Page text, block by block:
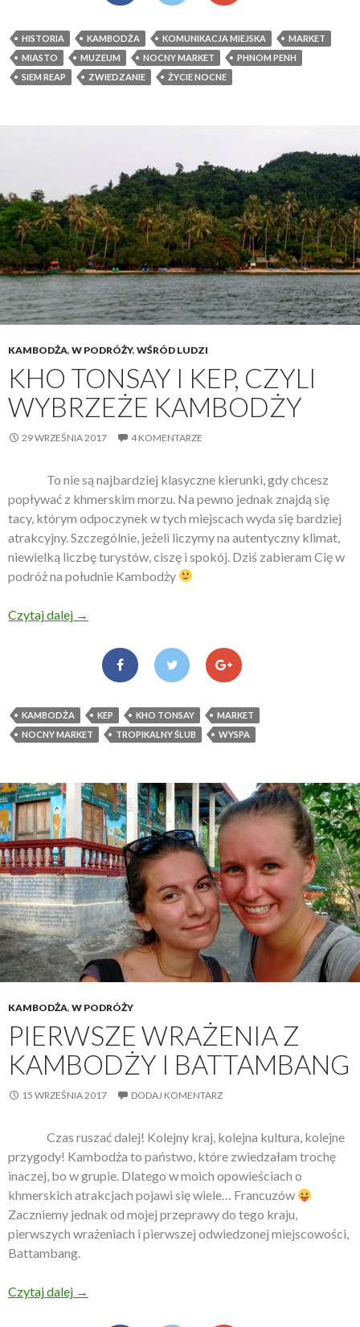
HISTORIA KAMBODŻA KOMUNIKACJA MIEJSKA
MARKET
MIASTO
MUZEUM NOCNY MARKET
PHNOM PENH
SIEM REAP
ZWIEDZANIE ŻYCIE NOCNE
KAMBODŻA, W PODRÓŻY, WŚRÓD LUDZI
KHO TONSAY I KEP, CZYLI
WYBRZEŻE KAMBODŻY
29 WRZEŚNIA 2017 4 KOMENTARZE
To nie są najbardziej klasyczne kierunki, gdy chcesz
popływać z khmerskim morzu. Na pewno jednak znajdą się
tacy, którym odpoczynek w tych miejscach wyda się bardziej
atrakcyjny. Szczególnie, jeżeli liczymy na autentyczny klimat,
niewielką liczbę turystów, ciszę i spokój. Dziś zabieram Cię w
podróż na południe Kambodży
Czytaj dalej Kho Tonsay i Kep, czyli wybrzeże Kambodży
→
KAMBODŻA KEP KHO TONSAY
MARKET
NOCNY MARKET
TROPIKALNY ŚLUB WYSPA
KAMBODŻA, W PODRÓŻY
PIERWSZE WRAŻENIA Z
KAMBODŻY I BATTAMBANG
15 WRZEŚNIA 2017 DODAJ KOMENTARZ
Czas ruszać dalej! Kolejny kraj, kolejna kultura, kolejne
przygody! Kambodża to państwo, które zwiedzałam trochę
inaczej, bo w grupie. Dlatego w moich opowieściach o
khmerskich atrakcjach pojawi się wiele… Francuzów
Zaczniemy jednak od mojej przeprawy do tego kraju,
pierwszych wrażeniach i pierwszej odwiedzonej miejscowości,
Battambang.
Czytaj dalej Pierwsze wrażenia z Kambodży i Battambang
→